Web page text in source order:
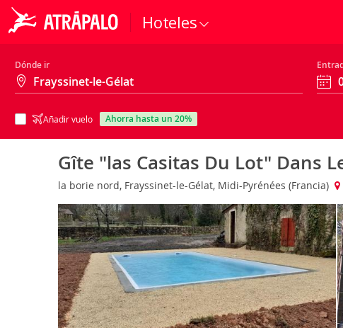
Hoteles
Dónde ir
Añadir vuelo ahorra hasta un 20%
Gîte "las Casitas Du Lot" Dans
la borie nord, Frayssinet-le-Gélat, Midi-Pyrénées (Francia)